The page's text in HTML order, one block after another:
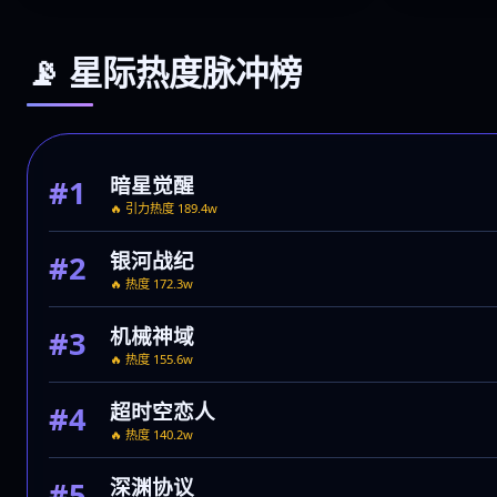
📡 星际热度脉冲榜
#1 暗星觉醒
🔥 引力热度 189.4w
#2 银河战纪
🔥 热度 172.3w
#3 机械神域
🔥 热度 155.6w